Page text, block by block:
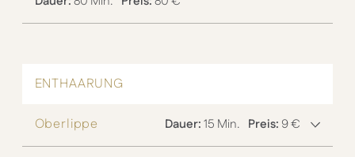
ENTHAARUNG
Oberlippe Dauer:15 Min. Preis: 9 €